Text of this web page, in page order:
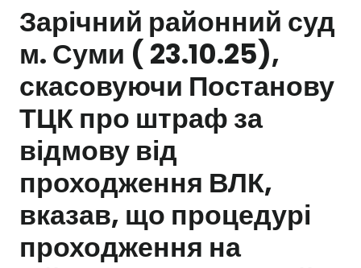
Контакти
Про мобілізацію
Новини
Залишити заявку
Зарічний районний суд
м. Суми ( 23.10.25),
скасовуючи Постанову
ТЦК про штраф за
відмову від
проходження ВЛК,
вказав, що процедурі
проходження на